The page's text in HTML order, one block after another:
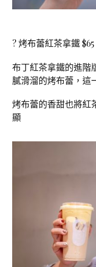
? 烤布蕾紅茶拿鐵 $65
布丁紅茶拿鐵的進階
膩滑溜的烤布蕾，這
烤布蕾的香甜也將紅
顯